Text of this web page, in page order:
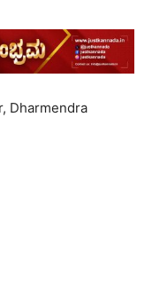
Dharmendra